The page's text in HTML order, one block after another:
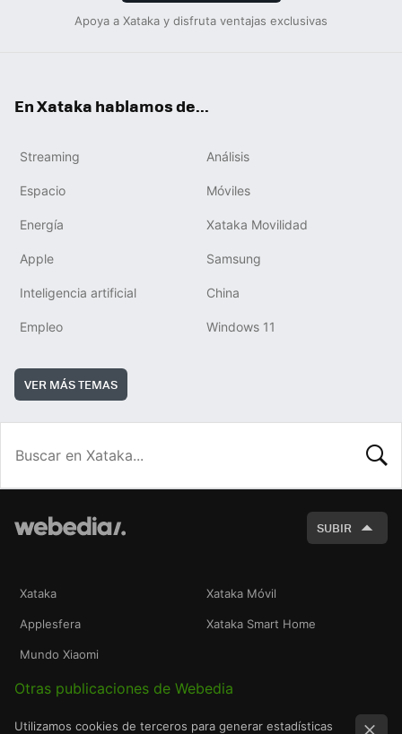
Apoya a Xataka y disfruta ventajas exclusivas
En Xataka hablamos de...
Streaming Análisis
Espacio Móviles
Energía Xataka Movilidad
Apple Samsung
Inteligencia artificial China
Empleo Windows 11
VER MÁS TEMAS
SUBIR
Xataka Xataka Móvil
Applesfera Xataka Smart Home
Mundo Xiaomi
Otras publicaciones de Webedia
Utilizamos cookies de terceros para generar estadísticas